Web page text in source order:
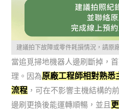
建議拍下故障或零件耗損情況，請原
當追覓掃地機器人邊刷斷掉，
理。因為原廠工程師相對熟悉
流程 ，可在不影響主機結構的
邊刷更換後能運轉順暢，並且